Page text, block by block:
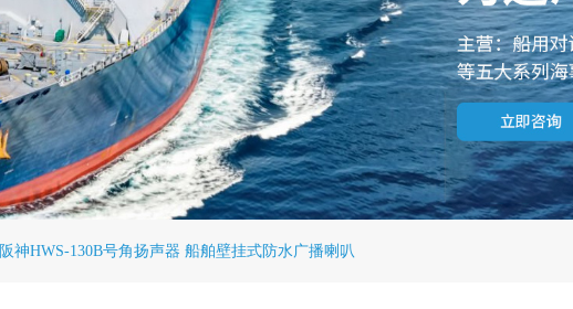
阪神HWS-130B号角扬声器 船舶壁挂式防水广播喇叭